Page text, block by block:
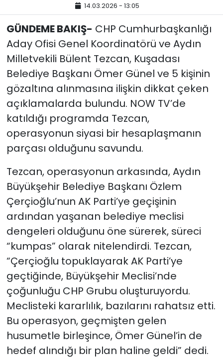
14.03.2026 - 13:05
GÜNDEME BAKIŞ- CHP Cumhurbaşkanlığı
Aday Ofisi Genel Koordinatörü ve Aydın
Milletvekili Bülent Tezcan, Kuşadası
Belediye Başkanı Ömer Günel ve 5 kişinin
gözaltına alınmasına ilişkin dikkat çeken
açıklamalarda bulundu. NOW TV’de
katıldığı programda Tezcan,
operasyonun siyasi bir hesaplaşmanın
parçası olduğunu savundu.
Tezcan, operasyonun arkasında, Aydın
Büyükşehir Belediye Başkanı Özlem
Çerçioğlu’nun AK Parti’ye geçişinin
ardından yaşanan belediye meclisi
dengeleri olduğunu öne sürerek, süreci
“kumpas” olarak nitelendirdi. Tezcan,
“Çerçioğlu topuklayarak AK Parti’ye
geçtiğinde, Büyükşehir Meclisi’nde
çoğunluğu CHP Grubu oluşturuyordu.
Meclisteki kararlılık, bazılarını rahatsız etti.
Bu operasyon, geçmişten gelen
husumetle birleşince, Ömer Günel’in de
hedef alındığı bir plan haline geldi” dedi.
Yurt